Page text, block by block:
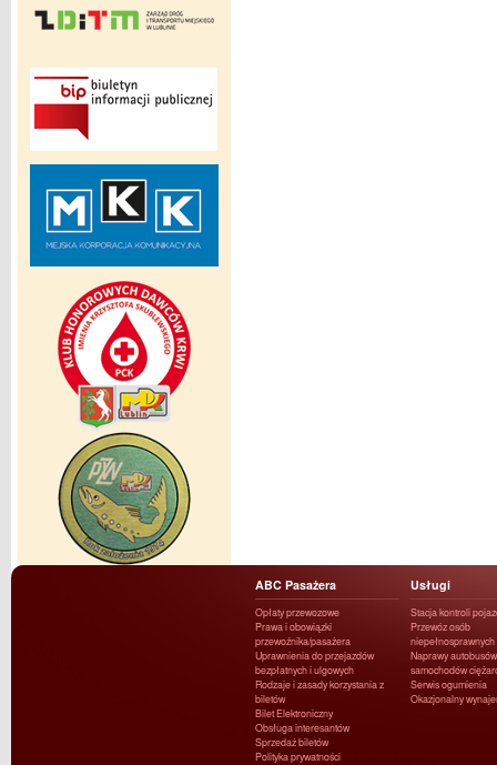
ABC Pasażera
Opłaty przewozowe
Prawa i obowiązki
przewoźnika/pasażera
Uprawnienia do przejazdów
bezpłatnych i ulgowych
Rodzaje i zasady korzystania z
biletów
Bilet Elektroniczny
Obsługa interesantów
Sprzedaż biletów
Polityka prywatności
Usługi
Stacja kontroli
Przewóz osób
niepełnosprawnych
Naprawy
samochodów
Serwis ogumienia
Okazjonalny